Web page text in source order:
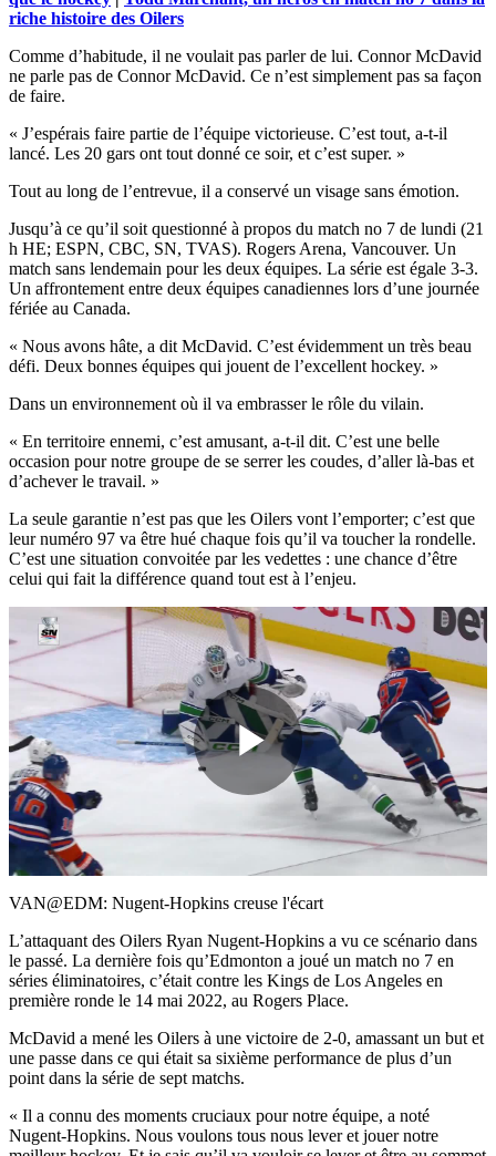
riche histoire des Oilers
Comme d’habitude, il ne voulait pas parler de lui. Connor McDavid
ne parle pas de Connor McDavid. Ce n’est simplement pas sa façon
de faire.
« J’espérais faire partie de l’équipe victorieuse. C’est tout, a-t-il
lancé. Les 20 gars ont tout donné ce soir, et c’est super. »
Tout au long de l’entrevue, il a conservé un visage sans émotion.
Jusqu’à ce qu’il soit questionné à propos du match no 7 de lundi (21
h HE; ESPN, CBC, SN, TVAS). Rogers Arena, Vancouver. Un
match sans lendemain pour les deux équipes. La série est égale 3-3.
Un affrontement entre deux équipes canadiennes lors d’une journée
fériée au Canada.
« Nous avons hâte, a dit McDavid. C’est évidemment un très beau
défi. Deux bonnes équipes qui jouent de l’excellent hockey. »
Dans un environnement où il va embrasser le rôle du vilain.
« En territoire ennemi, c’est amusant, a-t-il dit. C’est une belle
occasion pour notre groupe de se serrer les coudes, d’aller là-bas et
d’achever le travail. »
La seule garantie n’est pas que les Oilers vont l’emporter; c’est que
leur numéro 97 va être hué chaque fois qu’il va toucher la rondelle.
C’est une situation convoitée par les vedettes : une chance d’être
celui qui fait la différence quand tout est à l’enjeu.
Play
Video
VAN@EDM: Nugent-Hopkins creuse l'écart
L’attaquant des Oilers Ryan Nugent-Hopkins a vu ce scénario dans
le passé. La dernière fois qu’Edmonton a joué un match no 7 en
séries éliminatoires, c’était contre les Kings de Los Angeles en
première ronde le 14 mai 2022, au Rogers Place.
McDavid a mené les Oilers à une victoire de 2-0, amassant un but et
une passe dans ce qui était sa sixième performance de plus d’un
point dans la série de sept matchs.
« Il a connu des moments cruciaux pour notre équipe, a noté
Nugent-Hopkins. Nous voulons tous nous lever et jouer notre